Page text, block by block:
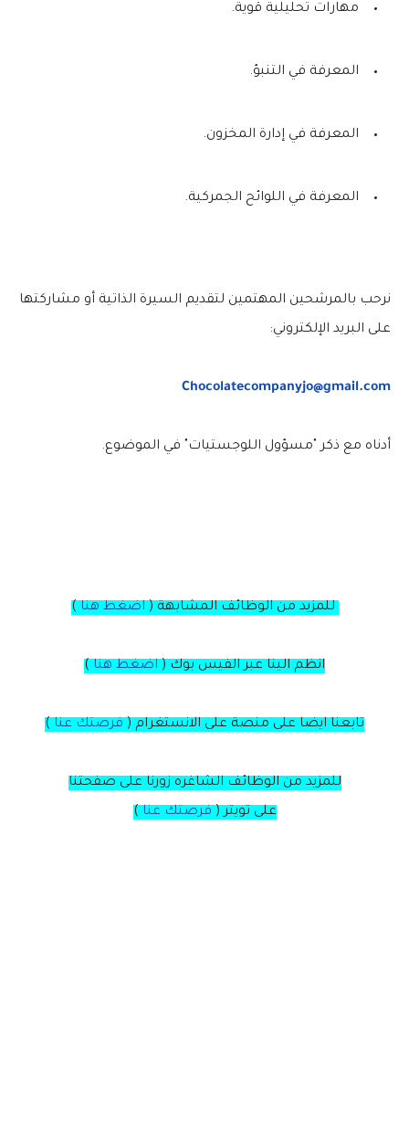
مهارات تحليلية قوية.
المعرفة في التنبؤ.
المعرفة في إدارة المخزون.
المعرفة في اللوائح الجمركية.
نرحب بالمرشحين المهتمين لتقديم السيرة الذاتية أو مشاركتها
على البريد الإلكتروني:
Chocolatecompanyjo@gmail.com
أدناه مع ذكر "مسؤول اللوجستيات" في الموضوع.
للمزيد من الوظائف المشابهة ( اضغط هنا )
انظم الينا عبر الفيس بوك ( اضغط هنا )
تابعنا ايضا على منصة على الانستغرام ( فرصتك عنا )
للمزيد من الوظائف الشاغره زورنا على صفحتنا
على تويتر( فرصتك عنا )